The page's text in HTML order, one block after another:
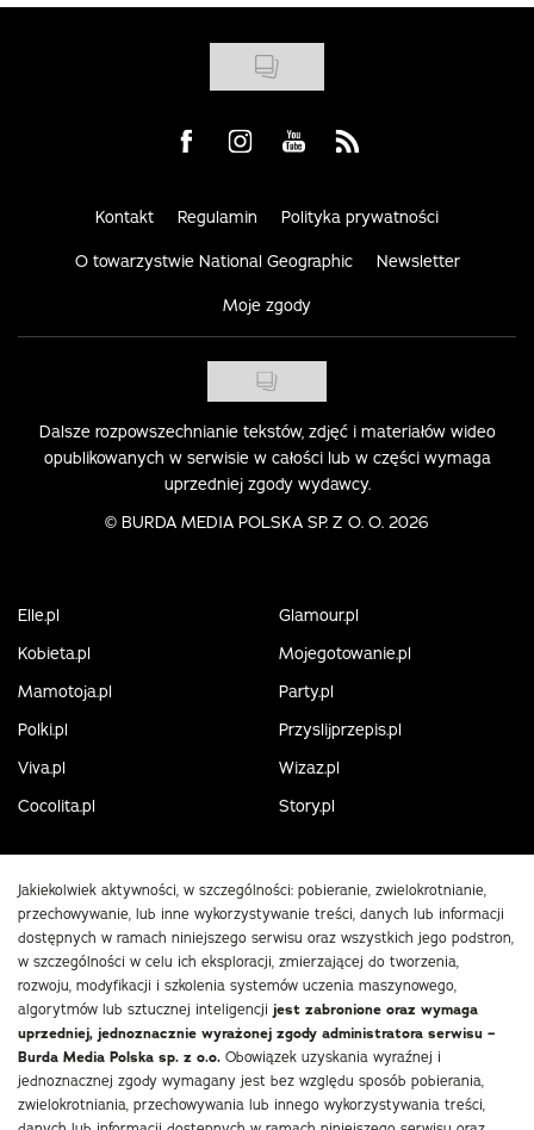
Visit us on Facebook
Visit us on Instagram
Visit us on Youtube
Visit us on Rss
Kontakt Regulamin Polityka prywatności
O towarzystwie National Geographic Newsletter
Moje zgody
Dalsze rozpowszechnianie tekstów, zdjęć i materiałów wideo
opublikowanych w serwisie w całości lub w części wymaga
uprzedniej zgody wydawcy.
© BURDA MEDIA POLSKA SP. Z O. O. 2026
Elle.pl
Glamour.pl
Kobieta.pl
Mojegotowanie.pl
Mamotoja.pl
Party.pl
Polki.pl
Przyslijprzepis.pl
Viva.pl
Wizaz.pl
Cocolita.pl
Story.pl
Jakiekolwiek aktywności, w szczególności: pobieranie, zwielokrotnianie,
przechowywanie, lub inne wykorzystywanie treści, danych lub informacji
dostępnych w ramach niniejszego serwisu oraz wszystkich jego podstron,
w szczególności w celu ich eksploracji, zmierzającej do tworzenia,
rozwoju, modyfikacji i szkolenia systemów uczenia maszynowego,
algorytmów lub sztucznej inteligencji jest zabronione oraz wymaga
uprzedniej, jednoznacznie wyrażonej zgody administratora serwisu –
Burda Media Polska sp. z o.o. Obowiązek uzyskania wyraźnej i
jednoznacznej zgody wymagany jest bez względu sposób pobierania,
zwielokrotniania, przechowywania lub innego wykorzystywania treści,